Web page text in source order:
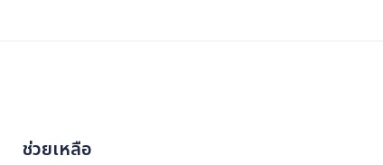
ช่วยเหลือ